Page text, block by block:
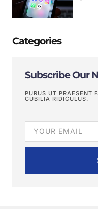
Categories
Subscribe Our
PURUS UT PRAESENT
CUBILIA RIDICULUS.